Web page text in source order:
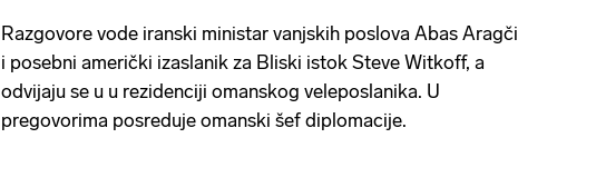
Razgovore vode iranski ministar vanjskih poslova Abas Aragči
i posebni američki izaslanik za Bliski istok Steve Witkoff, a
odvijaju se u u rezidenciji omanskog veleposlanika. U
pregovorima posreduje omanski šef diplomacije.